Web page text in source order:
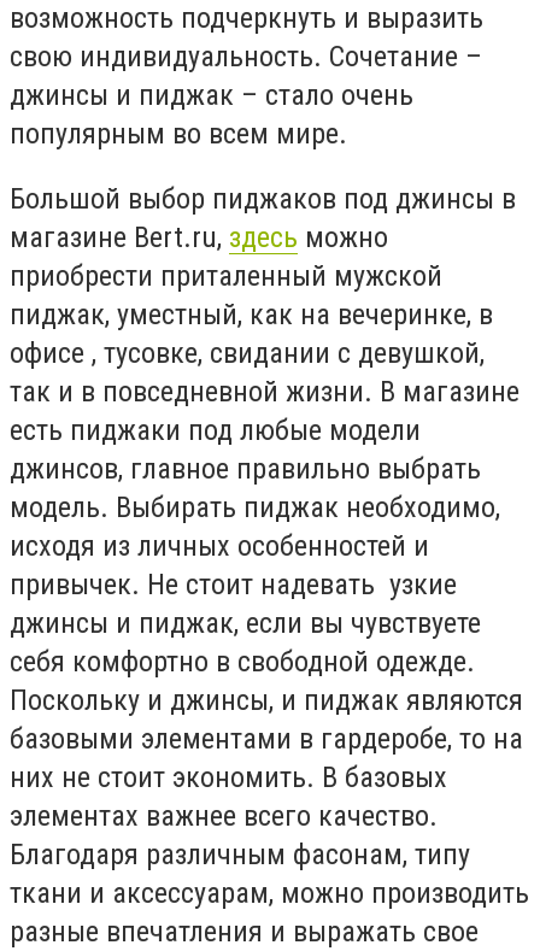
возможность подчеркнуть и выразить
свою индивидуальность. Сочетание –
джинсы и пиджак – стало очень
популярным во всем мире.
Большой выбор пиджаков под джинсы в
магазине Bert.ru, здесь можно
приобрести приталенный мужской
пиджак, уместный, как на вечеринке, в
офисе , тусовке, свидании с девушкой,
так и в повседневной жизни. В магазине
есть пиджаки под любые модели
джинсов, главное правильно выбрать
модель. Выбирать пиджак необходимо,
исходя из личных особенностей и
привычек. Не стоит надевать узкие
джинсы и пиджак, если вы чувствуете
себя комфортно в свободной одежде.
Поскольку и джинсы, и пиджак являются
базовыми элементами в гардеробе, то на
них не стоит экономить. В базовых
элементах важнее всего качество.
Благодаря различным фасонам, типу
ткани и аксессуарам, можно производить
разные впечатления и выражать свое